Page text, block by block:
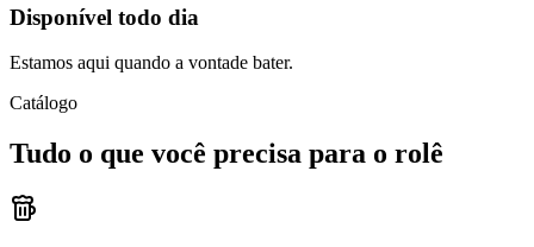
Disponível todo dia
Estamos aqui quando a vontade bater.
Catálogo
Tudo o que você precisa para o rolê